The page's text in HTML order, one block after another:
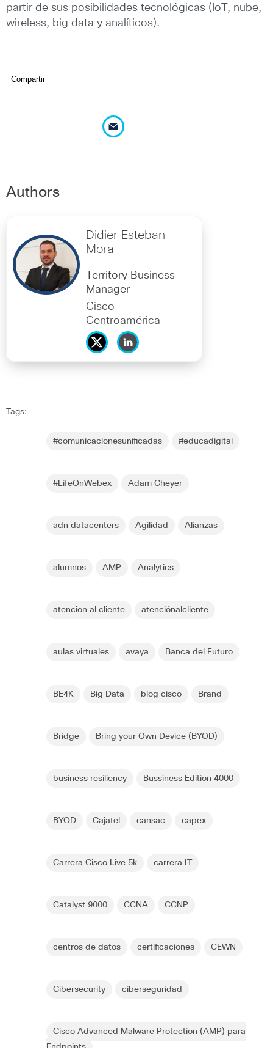
partir de sus posibilidades tecnológicas (IoT, nube,
wireless, big data y analíticos).
Compartir
Authors
Didier Esteban
Mora
Territory Business
Manager
Cisco
Centroamérica
Tags:
#comunicacionesunificadas #educadigital
#LifeOnWebex Adam Cheyer
adn datacenters Agilidad Alianzas
alumnos AMP Analytics
atencion al cliente atenciónalcliente
aulas virtuales avaya Banca del Futuro
BE4K Big Data blog cisco Brand
Bridge Bring your Own Device (BYOD)
business resiliency Bussiness Edition 4000
BYOD Cajatel cansac capex
Carrera Cisco Live 5k carrera IT
Catalyst 9000 CCNA CCNP
centros de datos certificaciones CEWN
Cibersecurity ciberseguridad
Cisco Advanced Malware Protection (AMP) para